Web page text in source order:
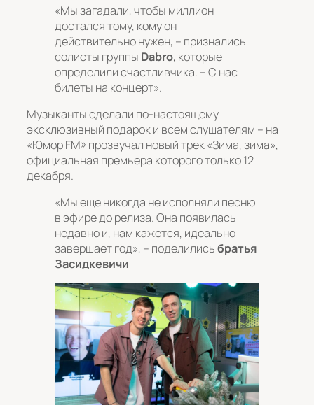
«Мы загадали, чтобы миллион
достался тому, кому он
действительно нужен, – признались
солисты группы Dabro, которые
определили счастливчика. –С нас
билеты на концерт».
Музыканты сделали по-настоящему
эксклюзивный подарок и всем слушателям – на
«Юмор FM» прозвучал новый трек «Зима, зима»,
официальная премьера которого только 12
декабря.
«Мы еще никогда не исполняли песню
в эфире до релиза. Она появилась
недавно и, нам кажется, идеально
завершает год», – поделилисьбратья
Засидкевичи